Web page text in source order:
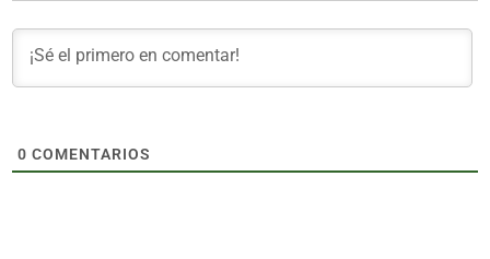
0 COMENTARIOS